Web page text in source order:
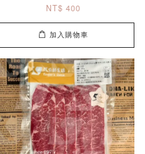
NT$ 400
加入購物車